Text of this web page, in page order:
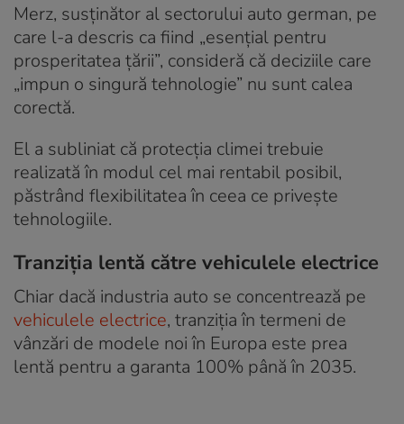
Merz, susținător al sectorului auto german, pe
care l-a descris ca fiind „esențial pentru
prosperitatea țării”, consideră că deciziile care
„impun o singură tehnologie” nu sunt calea
corectă.
El a subliniat că protecția climei trebuie
realizată în modul cel mai rentabil posibil,
păstrând flexibilitatea în ceea ce privește
tehnologiile.
Tranziția lentă către vehiculele electrice
Chiar dacă industria auto se concentrează pe
vehiculele electrice, tranziția în termeni de
vânzări de modele noi în Europa este prea
lentă pentru a garanta 100% până în 2035.